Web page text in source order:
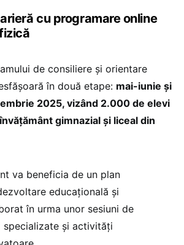
cu programare online
de consiliere şi orientare
în două etape: mai-iunie şi
2025, vizând 2.000 de elevi
gimnazial şi liceal din
va beneficia de un plan
educaţională şi
în urma unor sesiuni de
specializate şi activităţi